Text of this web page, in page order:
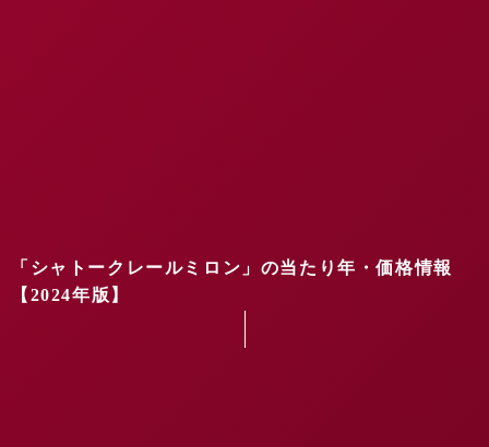
「シャトークレールミロン」の当たり年・価格情報
【2024年版】